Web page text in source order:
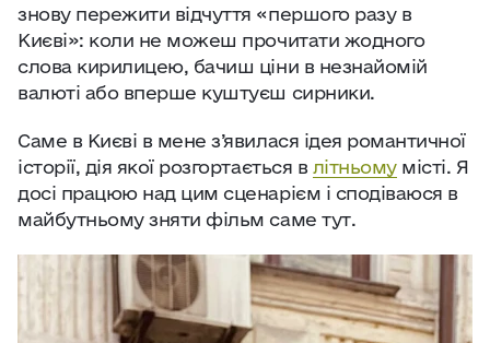
знову пережити відчуття «першого разу в
Києві»: коли не можеш прочитати жодного
слова кирилицею, бачиш ціни в незнайомій
валюті або вперше куштуєш сирники.
Саме в Києві в мене з’явилася ідея романтичної
історії, дія якої розгортається в літньомумісті. Я
досі працюю над цим сценарієм і сподіваюся в
майбутньому зняти фільм саме тут.